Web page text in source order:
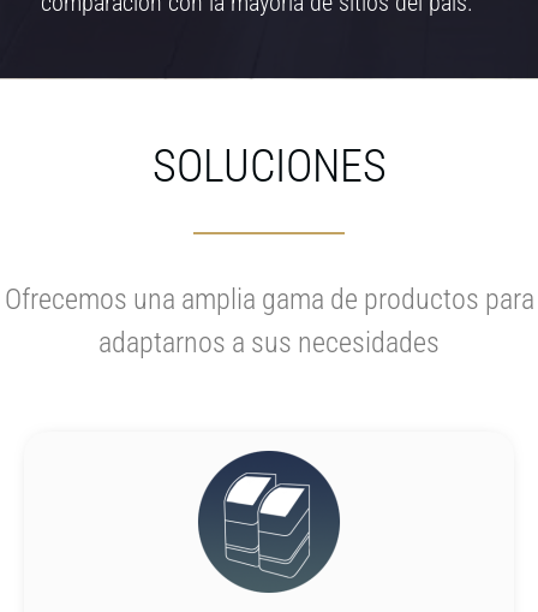
SOLUCIONES
Ofrecemos una amplia gama de productos para
adaptarnos a sus necesidades